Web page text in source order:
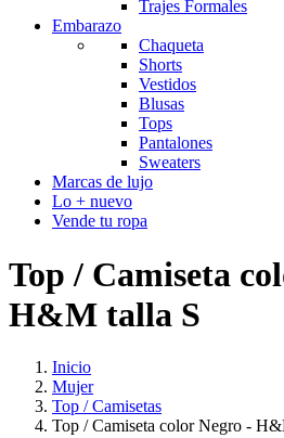
Trajes Formales
Embarazo
Chaqueta
Shorts
Vestidos
Blusas
Tops
Pantalones
Sweaters
Marcas de lujo
Lo + nuevo
Vende tu ropa
Top / Camiseta
H&M talla S
Inicio
Mujer
Top / Camisetas
Top / Camiseta color Negro -